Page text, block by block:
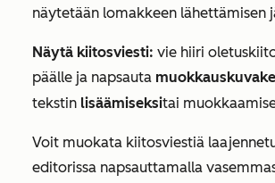
näytetään lomakkeen lähettämisen
Näytä kiitosviesti: vie hiiri
päälle ja napsauta
tekstin lisäämiseksitai
Voit muokata kiitosviestiä
editorissa napsauttamalla